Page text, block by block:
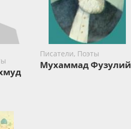
Писатели, Поэты
Мухаммад Фузулий